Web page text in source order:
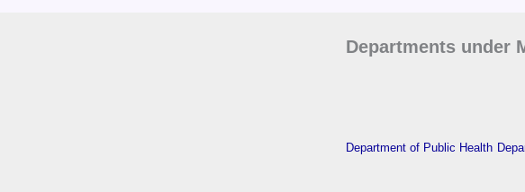
Departments under
Department of Public Health